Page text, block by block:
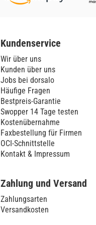
Kundenservice
Wir über uns
Kunden über uns
Jobs bei dorsalo
Häufige Fragen
Bestpreis-Garantie
Swopper 14 Tage testen
Kostenübernahme
Faxbestellung für Firmen
OCI-Schnittstelle
Kontakt & Impressum
Zahlung und Versand
Zahlungsarten
Versandkosten